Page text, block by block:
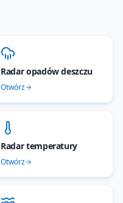
Radar opadów deszczu
Otwórz
Radar temperatury
Otwórz